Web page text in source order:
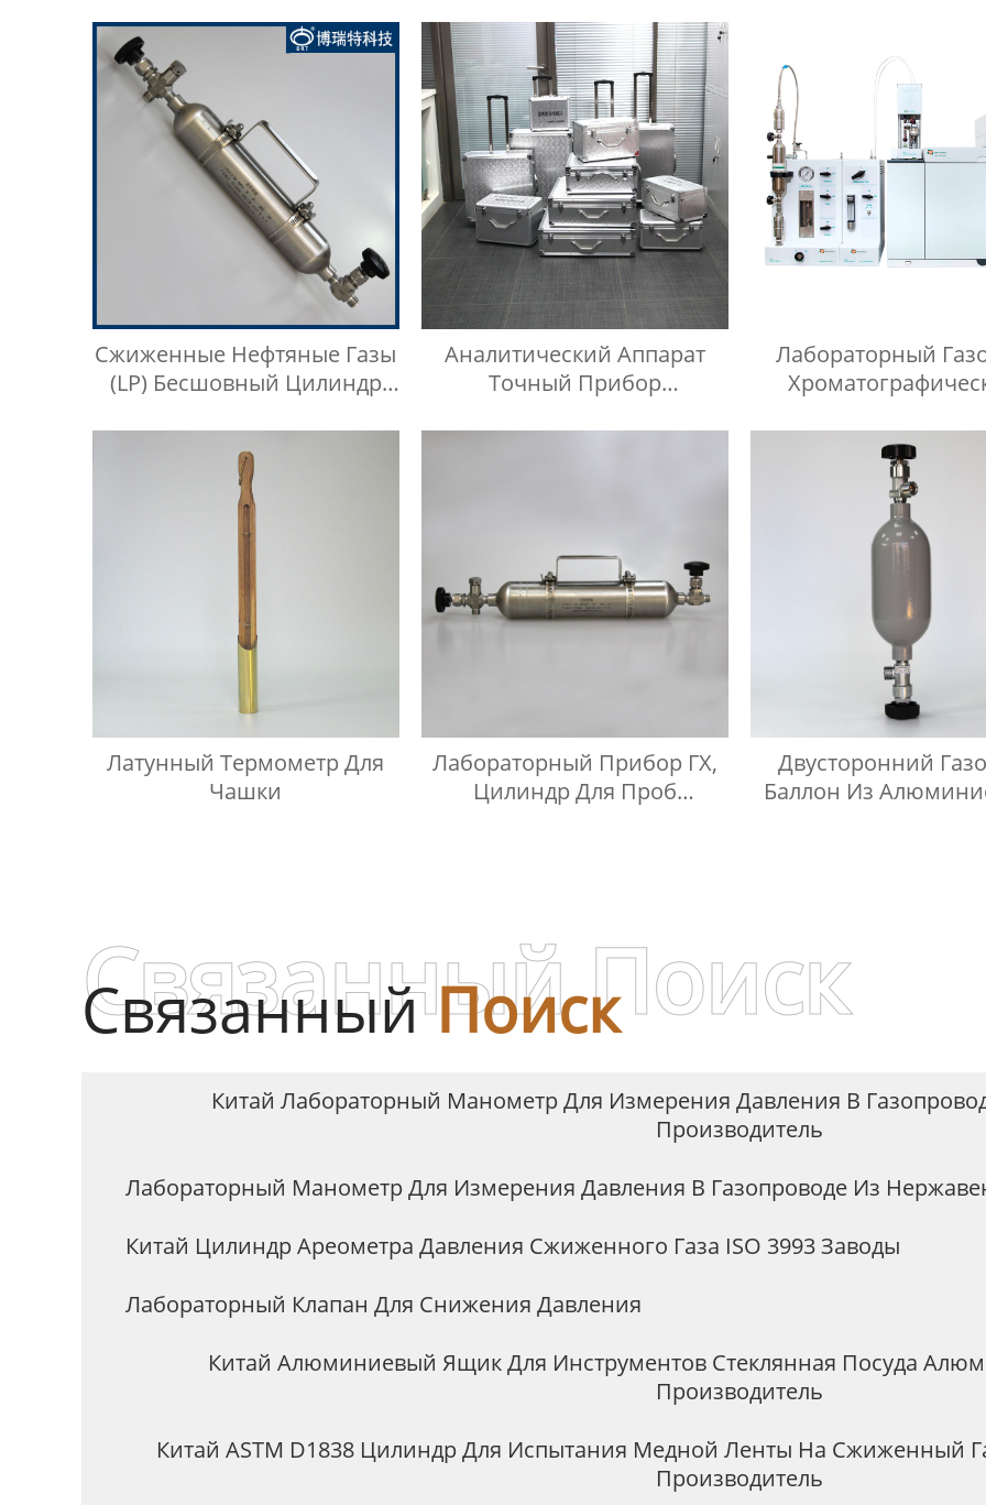
Легких
Сжиженные Нефтяные Газы
(LP) Бесшовный Цилиндр
Сжиженного Нефтяного
Газа
Аналитический Аппарат
Точный Прибор
Лабораторный
Контейнер Для
Жидкой Среды
Инъекций
Латунный Термометр Для
Чашки
Лабораторный Прибор ГХ,
Цилиндр Для Проб
Двусторонний
Баллон Из
СвязанныйПоиск
Связанный Поиск
Китай Лабораторный Манометр Для Измерения Давления В
Производитель
Лабораторный Манометр Для Измерения Давления В Газопроводе Из
Китай Цилиндр Ареометра Давления Сжиженного Газа ISO 3993 Заводы
Лабораторный Клапан Для Снижения Давления
Китай Алюминиевый Ящик Для Инструментов Стеклянная Посуда
Производитель
Китай ASTM D1838 Цилиндр Для Испытания Медной Ленты На Сжиженный
Производитель